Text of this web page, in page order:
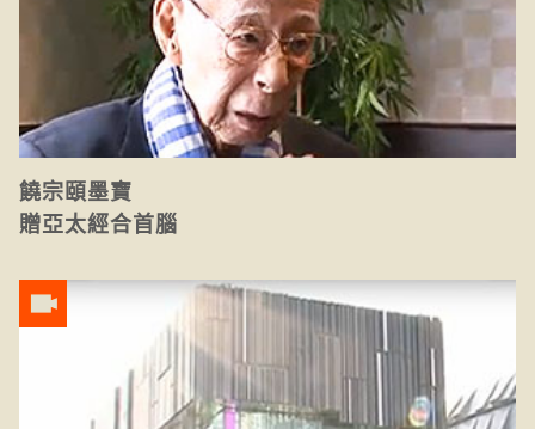
饒宗頤墨寶
贈亞太經合首腦